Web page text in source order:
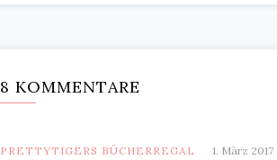
8 KOMMENTARE
PRETTYTIGERS BÜCHERREGAL 1. März 2017